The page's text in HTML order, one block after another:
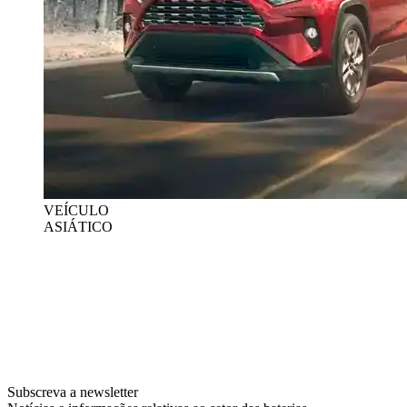
VEÍCULO
ASIÁTICO
Subscreva a newsletter